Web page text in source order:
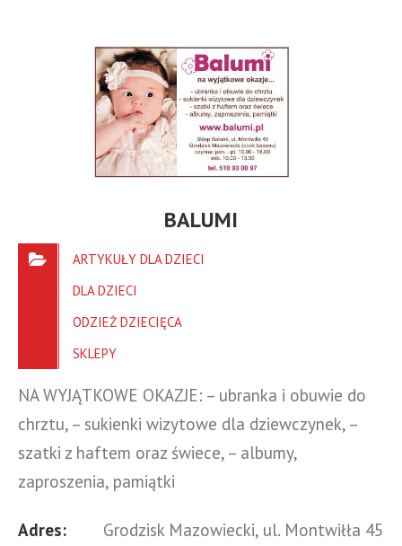
BALUMI
ARTYKUŁY DLA DZIECI
DLA DZIECI
ODZIEŻ DZIECIĘCA
SKLEPY
NA WYJĄTKOWE OKAZJE: – ubranka i obuwie do
chrztu, – sukienki wizytowe dla dziewczynek, –
szatki z haftem oraz świece, – albumy,
zaproszenia, pamiątki
Adres:
Grodzisk Mazowiecki, ul. Montwiłła 45